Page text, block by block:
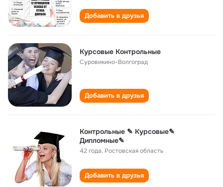
Добавить в друзья
Курсовые Контрольные
Суровикино-Волгоград
Добавить в друзья
Контрольные ✎ Курсовые✎
Дипломные✎
42 года, Ростовская область
Добавить в друзья